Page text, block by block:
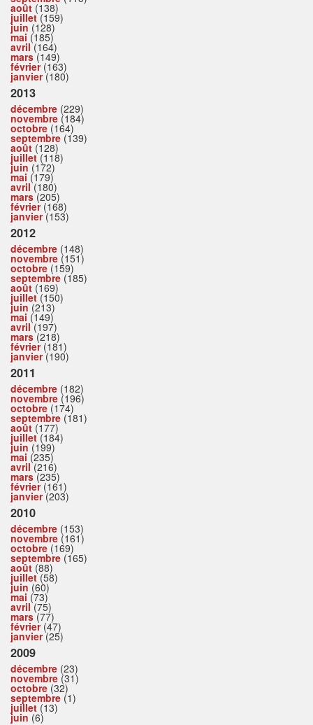
août (138)
juillet(159)
juin (128)
mai (185)
avril(164)
mars(149)
février(163)
janvier(180)
2013
décembre (229)
novembre (184)
octobre (164)
septembre (139)
août (128)
juillet(118)
juin (172)
mai (179)
avril(180)
mars(205)
février(168)
janvier(153)
2012
décembre (148)
novembre (151)
octobre (159)
septembre (185)
août (169)
juillet(150)
juin (213)
mai (149)
avril(197)
mars(218)
février(181)
janvier(190)
2011
décembre (182)
novembre (196)
octobre (174)
septembre (181)
août (177)
juillet(184)
juin (199)
mai (235)
avril(216)
mars(235)
février(161)
janvier(203)
2010
décembre (153)
novembre (161)
octobre (169)
septembre (165)
août (88)
juillet(58)
juin (60)
mai (73)
avril(75)
mars(77)
février(47)
janvier(25)
2009
décembre (23)
novembre (31)
octobre (32)
septembre (1)
juillet (13)
juin (6)